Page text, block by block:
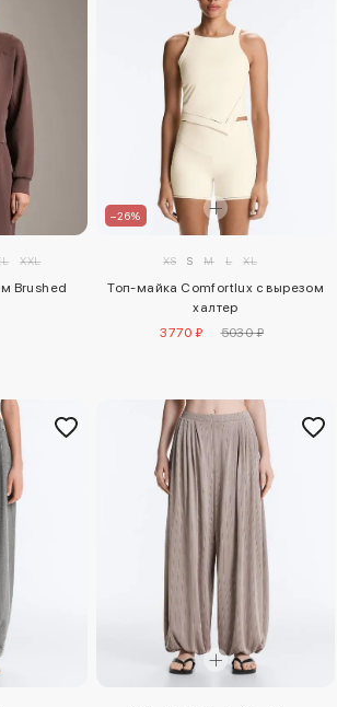
XXL
Brushed
–26%
XS S M L XL
Топ-майка Comfortlux с вырезом
халтер
3770 ₽
5030 ₽